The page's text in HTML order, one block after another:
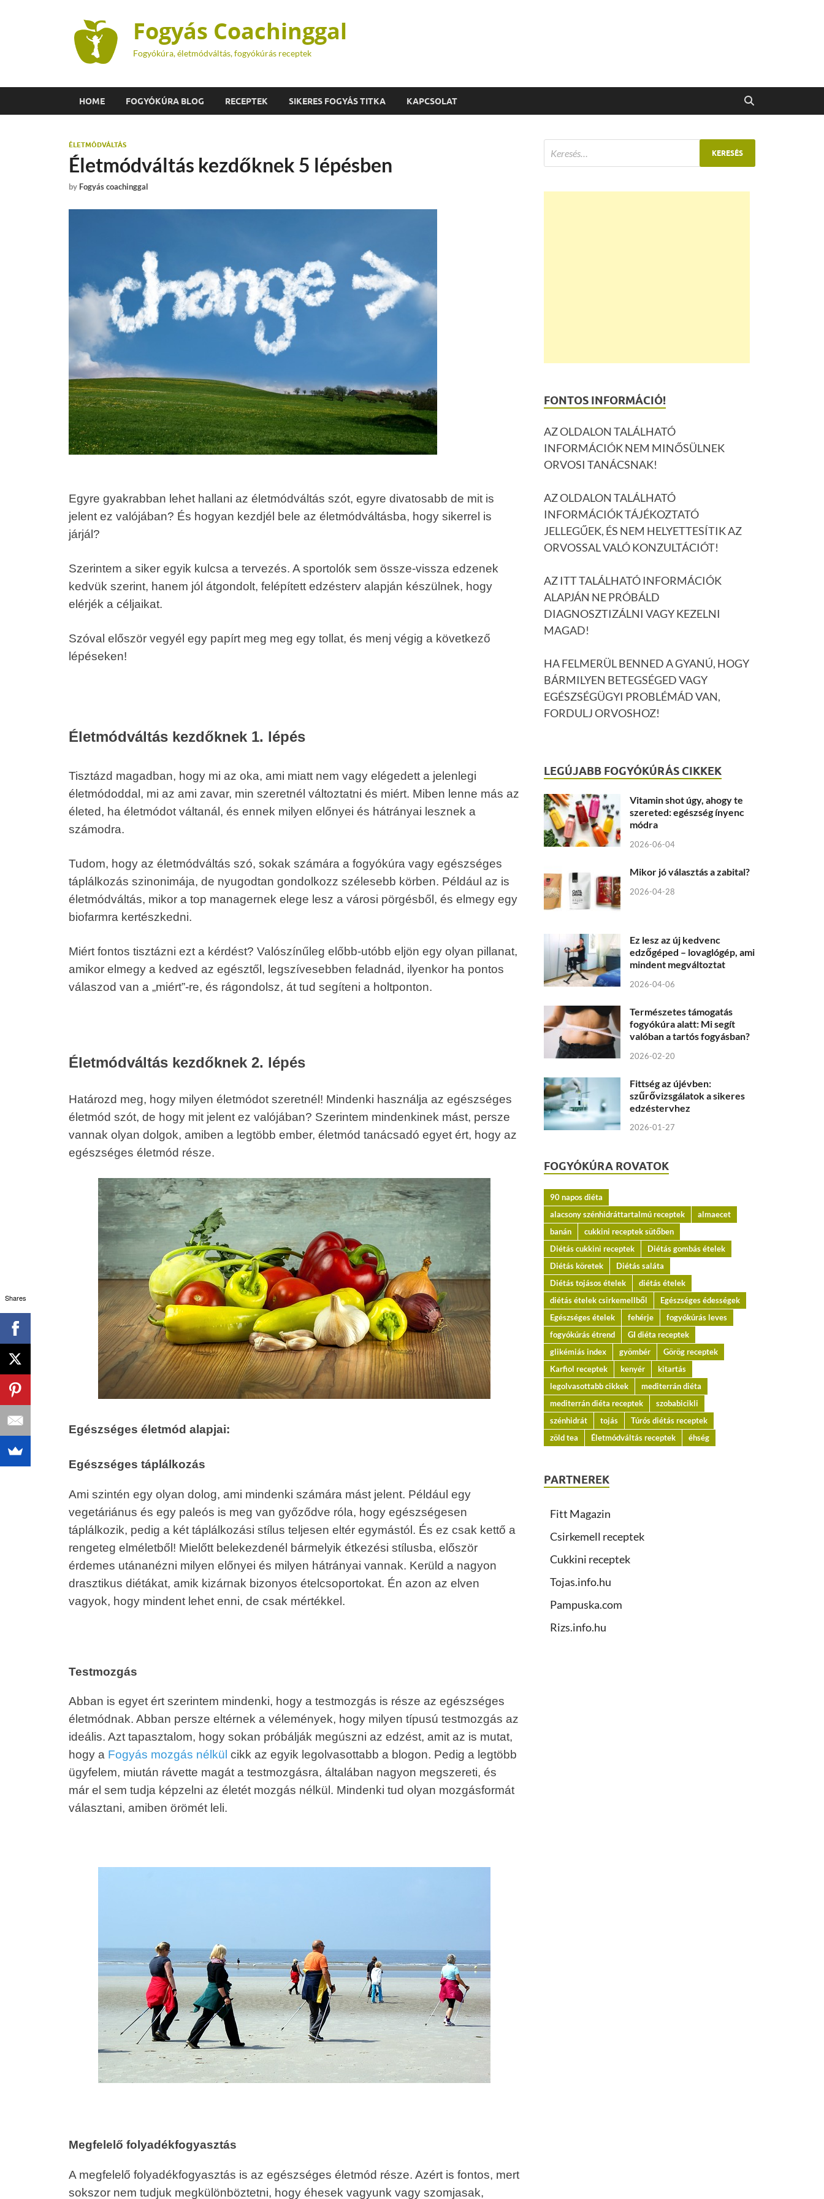
Fogyás Coachinggal
Fogyókúra, életmódváltás, fogyókúrás receptek
HOME FOGYÓKÚRA BLOG RECEPTEK SIKERES FOGYÁS TITKA KAPCSOLAT
ÉLETMÓDVÁLTÁS
Életmódváltás kezdőknek 5 lépésben
by Fogyás coachinggal
Egyre gyakrabban lehet hallani az életmódváltás szót, egyre divatosabb de mit is
jelent ez valójában? És hogyan kezdjél bele az életmódváltásba, hogy sikerrel is
járjál?
Szerintem a siker egyik kulcsa a tervezés. A sportolók sem össze-vissza edzenek
kedvük szerint, hanem jól átgondolt, felépített edzésterv alapján készülnek, hogy
elérjék a céljaikat.
Szóval először vegyél egy papírt meg meg egy tollat, és menj végig a következő
lépéseken!
Életmódváltás kezdőknek 1. lépés
Tisztázd magadban, hogy mi az oka, ami miatt nem vagy elégedett a jelenlegi
életmódoddal, mi az ami zavar, min szeretnél változtatni és miért. Miben lenne más az
életed, ha életmódot váltanál, és ennek milyen előnyei és hátrányai lesznek a
számodra.
Tudom, hogy az életmódváltás szó, sokak számára a fogyókúra vagy egészséges
táplálkozás szinonimája, de nyugodtan gondolkozz szélesebb körben. Például az is
életmódváltás, mikor a top managernek elege lesz a városi pörgésből, és elmegy egy
biofarmra kertészkedni.
Miért fontos tisztázni ezt a kérdést? Valószínűleg előbb-utóbb eljön egy olyan pillanat,
amikor elmegy a kedved az egésztől, legszívesebben feladnád, ilyenkor ha pontos
válaszod van a „miért”-re, és rágondolsz, át tud segíteni a holtponton.
Életmódváltás kezdőknek 2. lépés
Határozd meg, hogy milyen életmódot szeretnél! Mindenki használja az egészséges
életmód szót, de hogy mit jelent ez valójában? Szerintem mindenkinek mást, persze
vannak olyan dolgok, amiben a legtöbb ember, életmód tanácsadó egyet ért, hogy az
egészséges életmód része.
Egészséges életmód alapjai:
Egészséges táplálkozás
Ami szintén egy olyan dolog, ami mindenki számára mást jelent. Például egy
vegetáriánus és egy paleós is meg van győződve róla, hogy egészségesen
táplálkozik, pedig a két táplálkozási stílus teljesen eltér egymástól. És ez csak kettő a
rengeteg elméletből! Mielőtt belekezdenél bármelyik étkezési stílusba, először
érdemes utánanézni milyen előnyei és milyen hátrányai vannak. Kerüld a nagyon
drasztikus diétákat, amik kizárnak bizonyos ételcsoportokat. Én azon az elven
vagyok, hogy mindent lehet enni, de csak mértékkel.
Testmozgás
Abban is egyet ért szerintem mindenki, hogy a testmozgás is része az egészséges
életmódnak. Abban persze eltérnek a vélemények, hogy milyen típusú testmozgás az
ideális. Azt tapasztalom, hogy sokan próbálják megúszni az edzést, amit az is mutat,
hogy a Fogyás mozgás nélkül cikk az egyik legolvasottabb a blogon. Pedig a legtöbb
ügyfelem, miután rávette magát a testmozgásra, általában nagyon megszereti, és
már el sem tudja képzelni az életét mozgás nélkül. Mindenki tud olyan mozgásformát
választani, amiben örömét leli.
Megfelelő folyadékfogyasztás
A megfelelő folyadékfogyasztás is az egészséges életmód része. Azért is fontos, mert
sokszor nem tudjuk megkülönböztetni, hogy éhesek vagyunk vagy szomjasak,
FONTOS INFORMÁCIÓ!
AZ OLDALON TALÁLHATÓ
INFORMÁCIÓK NEM MINŐSÜLNEK
ORVOSI TANÁCSNAK!
AZ OLDALON TALÁLHATÓ
INFORMÁCIÓK TÁJÉKOZTATÓ
JELLEGŰEK, ÉS NEM HELYETTESÍTIK AZ
ORVOSSAL VALÓ KONZULTÁCIÓT!
AZ ITT TALÁLHATÓ INFORMÁCIÓK
ALAPJÁN NE PRÓBÁLD
DIAGNOSZTIZÁLNI VAGY KEZELNI
MAGAD!
HA FELMERÜL BENNED A GYANÚ, HOGY
BÁRMILYEN BETEGSÉGED VAGY
EGÉSZSÉGÜGYI PROBLÉMÁD VAN,
FORDULJ ORVOSHOZ!
LEGÚJABB FOGYÓKÚRÁS CIKKEK
Vitamin shot úgy, ahogy te
szereted: egészség ínyenc
módra
2026-06-04
Mikor jó választás a zabital?
2026-04-28
Ez lesz az új kedvenc
edzőgéped – lovaglógép, ami
mindent megváltoztat
2026-04-06
Természetes támogatás
fogyókúra alatt: Mi segít
valóban a tartós fogyásban?
2026-02-20
Fittség az újévben:
szűrővizsgálatok a sikeres
edzéstervhez
2026-01-27
FOGYÓKÚRA ROVATOK
90 napos diéta
alacsony szénhidráttartalmú receptek
almaecet
banán
cukkini receptek sütőben
Diétás cukkini receptek
Diétás gombás ételek
Diétás köretek
Diétás saláta
Diétás tojásos ételek
diétás ételek
diétás ételek csirkemellből
Egészséges édességek
Egészséges ételek
fehérje
fogyókúrás leves
fogyókúrás étrend
GI diéta receptek
glikémiás index
gyömbér
Görög receptek
Karfiol receptek
kenyér
kitartás
legolvasottabb cikkek
mediterrán diéta
mediterrán diéta receptek
szobabicikli
szénhidrát
tojás
Túrós diétás receptek
zöld tea
Életmódváltás receptek éhség
PARTNEREK
Fitt Magazin
Csirkemell receptek
Cukkini receptek
Tojas.info.hu
Pampuska.com
Rizs.info.hu
Shares